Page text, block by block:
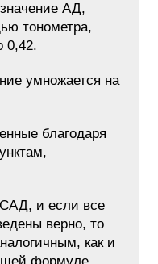
АД,
тонометра,
0,42.
умножается на
благодаря
САД, и если все
верно, то
как и